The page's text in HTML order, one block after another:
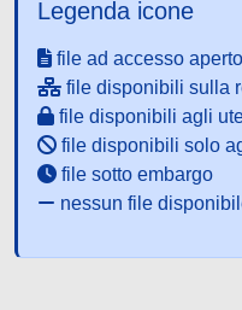
Legenda icone
file ad accesso aperto
file disponibili sulla
file disponibili agli
file disponibili solo
file sotto embargo
nessun file